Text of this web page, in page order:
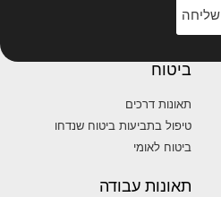
שליחה
ביטוח
תאונות דרכים
טיפול בתביעות ביטוח שנדחו
ביטוח לאומי
תאונות עבודה